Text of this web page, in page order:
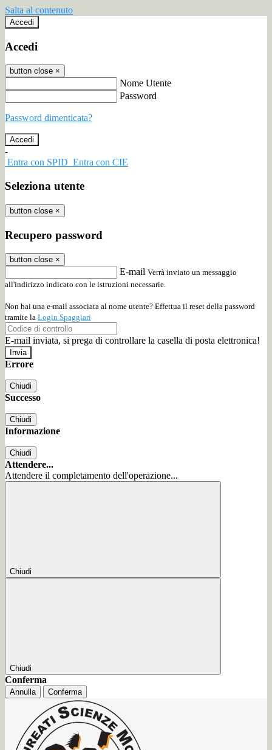
Salta al contenuto
Accedi
Accedi
button close ×
Nome Utente
Password
Password dimenticata?
-
Entra con SPID Entra con CIE
Seleziona utente
button close ×
Recupero password
button close ×
E-mail Verrà inviato un messaggio
all'indirizzo indicato con le istruzioni necessarie.
Non hai una e-mail associata al nome utente? Effettua il reset della password
tramite la Login Spaggiari
E-mail inviata, si prega di controllare la casella di posta elettronica!
Errore
Chiudi
Successo
Chiudi
Informazione
Chiudi
Attendere...
Attendere il completamento dell'operazione...
Chiudi
Chiudi
Conferma
Annulla Conferma